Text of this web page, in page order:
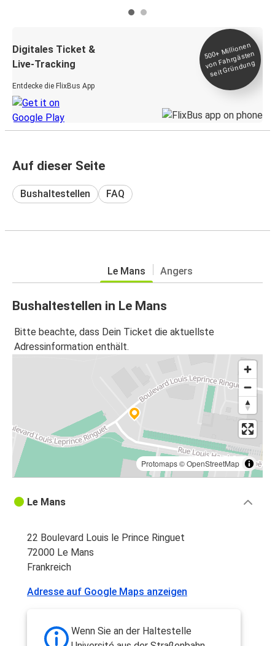
Digitales Ticket &
Live-Tracking
Entdecke die FlixBus App
500+
Millionen
von Fahrgästen
seit
Gründung
Auf dieser Seite
Bushaltestellen FAQ
Le Mans Angers
Bushaltestellen in Le Mans
Bitte beachte, dass Dein Ticket die aktuellste
Adressinformation enthält.
Protomaps©OpenStreetMap
Le Mans
22 Boulevard Louis le Prince Ringuet
72000 Le Mans
Frankreich
Adresse auf Google Maps anzeigen
Wenn Sie an der Haltestelle